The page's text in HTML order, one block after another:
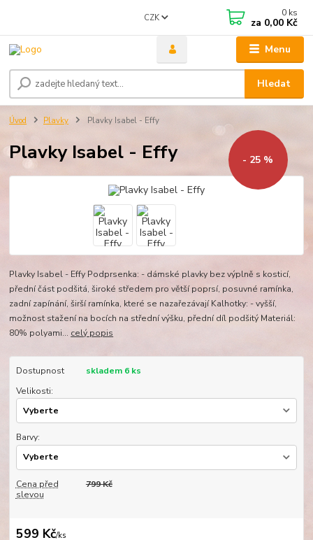
Menu
CZK
Hledat
0 ks
za 0,00 Kč
Úvod Plavky Plavky Isabel - Effy
Plavky Isabel - Effy - 25 %
Plavky Isabel - Effy Podprsenka: - dámské plavky bez výplně s kosticí,
přední část podšitá, široké středem pro větší poprsí, posuvné ramínka,
zadní zapínání, širší ramínka, které se nazařezávají Kalhotky: - vyšší,
možnost stažení na bocích na střední výšku, přední díl podšitý Materiál:
80% polyami... celý popis
Dostupnost
skladem 6 ks
Velikosti:
Barvy:
Cena před
slevou
799 Kč
599 Kč/ks